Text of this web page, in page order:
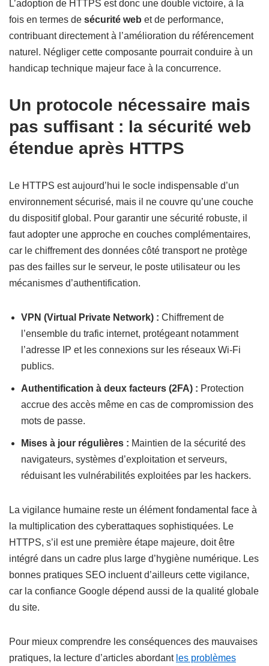
L’adoption de HTTPS est donc une double victoire, à la
fois en termes de sécurité web et de performance,
contribuant directement à l’amélioration du référencement
naturel. Négliger cette composante pourrait conduire à un
handicap technique majeur face à la concurrence.
Un protocole nécessaire mais
pas suffisant : la sécurité web
étendue après HTTPS
Le HTTPS est aujourd’hui le socle indispensable d’un
environnement sécurisé, mais il ne couvre qu’une couche
du dispositif global. Pour garantir une sécurité robuste, il
faut adopter une approche en couches complémentaires,
car le chiffrement des données côté transport ne protège
pas des failles sur le serveur, le poste utilisateur ou les
mécanismes d’authentification.
VPN (Virtual Private Network) : Chiffrement de
l’ensemble du trafic internet, protégeant notamment
l’adresse IP et les connexions sur les réseaux Wi-Fi
publics.
Authentification à deux facteurs (2FA) : Protection
accrue des accès même en cas de compromission des
mots de passe.
Mises à jour régulières : Maintien de la sécurité des
navigateurs, systèmes d’exploitation et serveurs,
réduisant les vulnérabilités exploitées par les hackers.
La vigilance humaine reste un élément fondamental face à
la multiplication des cyberattaques sophistiquées. Le
HTTPS, s’il est une première étape majeure, doit être
intégré dans un cadre plus large d’hygiène numérique. Les
bonnes pratiques SEO incluent d’ailleurs cette vigilance,
car la confiance Google dépend aussi de la qualité globale
du site.
Pour mieux comprendre les conséquences des mauvaises
pratiques, la lecture d’articles abordant les problèmes